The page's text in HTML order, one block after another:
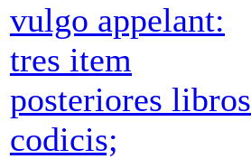
vulgo appelant:
tres item
posteriores libros
codicis;